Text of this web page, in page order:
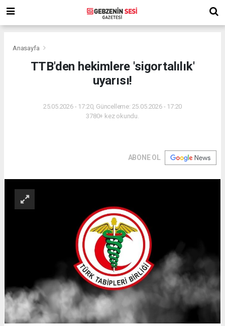
Anasayfa
TTB'den hekimlere 'sigortalılık'
uyarısı!
25.05.2026 - 17:20, Güncelleme: 25.05.2026 - 17:20
3780+ kez okundu.
ABONE OL